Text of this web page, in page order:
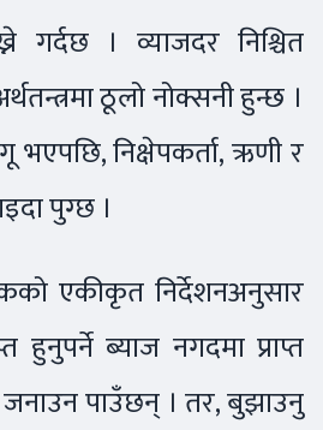
गर्दछ । व्याजदर निश्चित
ठूलो नोक्सनी हुन्छ ।
भएपछि, निक्षेपकर्ता, ऋणी र
पुग्छ ।
एकीकृत निर्देशनअनुसार
हुनुपर्ने ब्याज नगदमा प्राप्त
जनाउन पाउँछन् । तर, बुझाउनु